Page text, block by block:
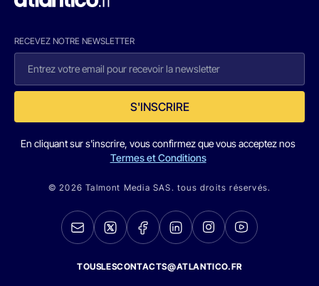
RECEVEZ NOTRE NEWSLETTER
S'INSCRIRE
En cliquant sur s'inscrire, vous confirmez que vous acceptez nos
Termes et Conditions
© 2026 Talmont Media SAS. tous droits réservés.
TOUSLESCONTACTS@ATLANTICO.FR